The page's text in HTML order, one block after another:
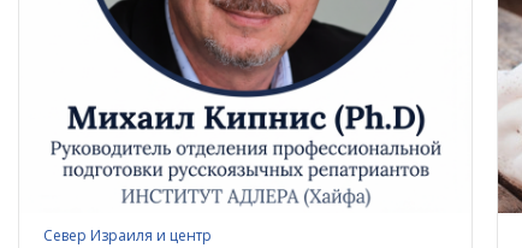
Север Израиля и центр